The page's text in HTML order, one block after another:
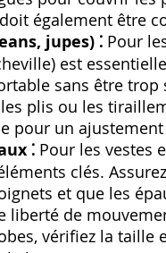
également être
jupes) ⁚ Pour
est
sans être trop
plis ou les
pour un
⁚ Pour les vestes
clés.
et que les
liberté de
vérifiez la